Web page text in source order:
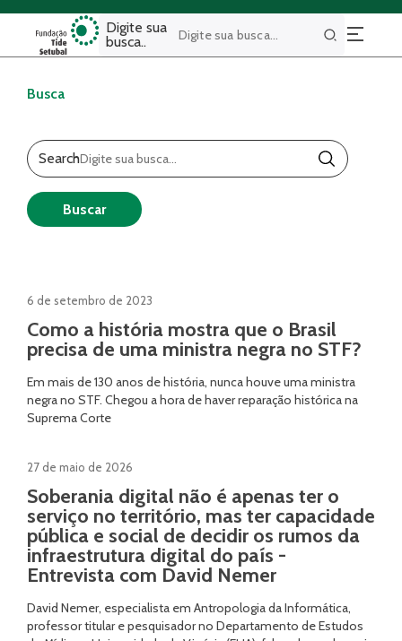
Digite sua
busca..
Buscar
Busca
Search
Buscar
6 de setembro de 2023
Como a história mostra que o Brasil
precisa de uma ministra negra no STF?
Em mais de 130 anos de história, nunca houve uma ministra
negra no STF. Chegou a hora de haver reparação histórica na
Suprema Corte
27 de maio de 2026
Soberania digital não é apenas ter o
serviço no território, mas ter capacidade
pública e social de decidir os rumos da
infraestrutura digital do país -
Entrevista com David Nemer
David Nemer, especialista em Antropologia da Informática,
professor titular e pesquisador no Departamento de Estudos